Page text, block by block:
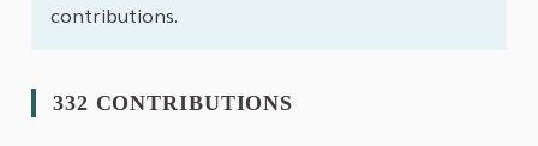
contributions.
332 CONTRIBUTIONS